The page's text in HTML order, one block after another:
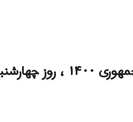
علیرضا زاکانی ،